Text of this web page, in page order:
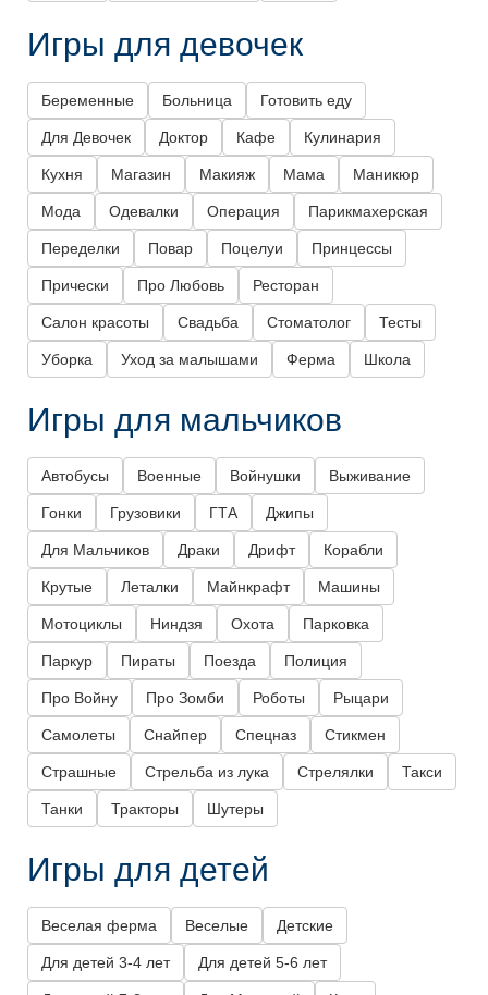
Игры для девочек
Беременные Больница Готовить еду
Для Девочек Доктор Кафе Кулинария
Кухня Магазин Макияж Мама Маникюр
Мода Одевалки Операция Парикмахерская
Переделки Повар Поцелуи Принцессы
Прически Про Любовь Ресторан
Салон красоты Свадьба Стоматолог Тесты
Уборка Уход за малышами Ферма Школа
Игры для мальчиков
Автобусы Военные Войнушки Выживание
Гонки Грузовики ГТА Джипы
Для Мальчиков Драки Дрифт Корабли
Крутые Леталки Майнкрафт Машины
Мотоциклы Ниндзя Охота Парковка
Паркур Пираты Поезда Полиция
Про Войну Про Зомби Роботы Рыцари
Самолеты Снайпер Спецназ Стикмен
Страшные Стрельба из лука Стрелялки Такси
Танки Тракторы Шутеры
Игры для детей
Веселая ферма Веселые Детские
Для детей 3-4 лет Для детей 5-6 лет